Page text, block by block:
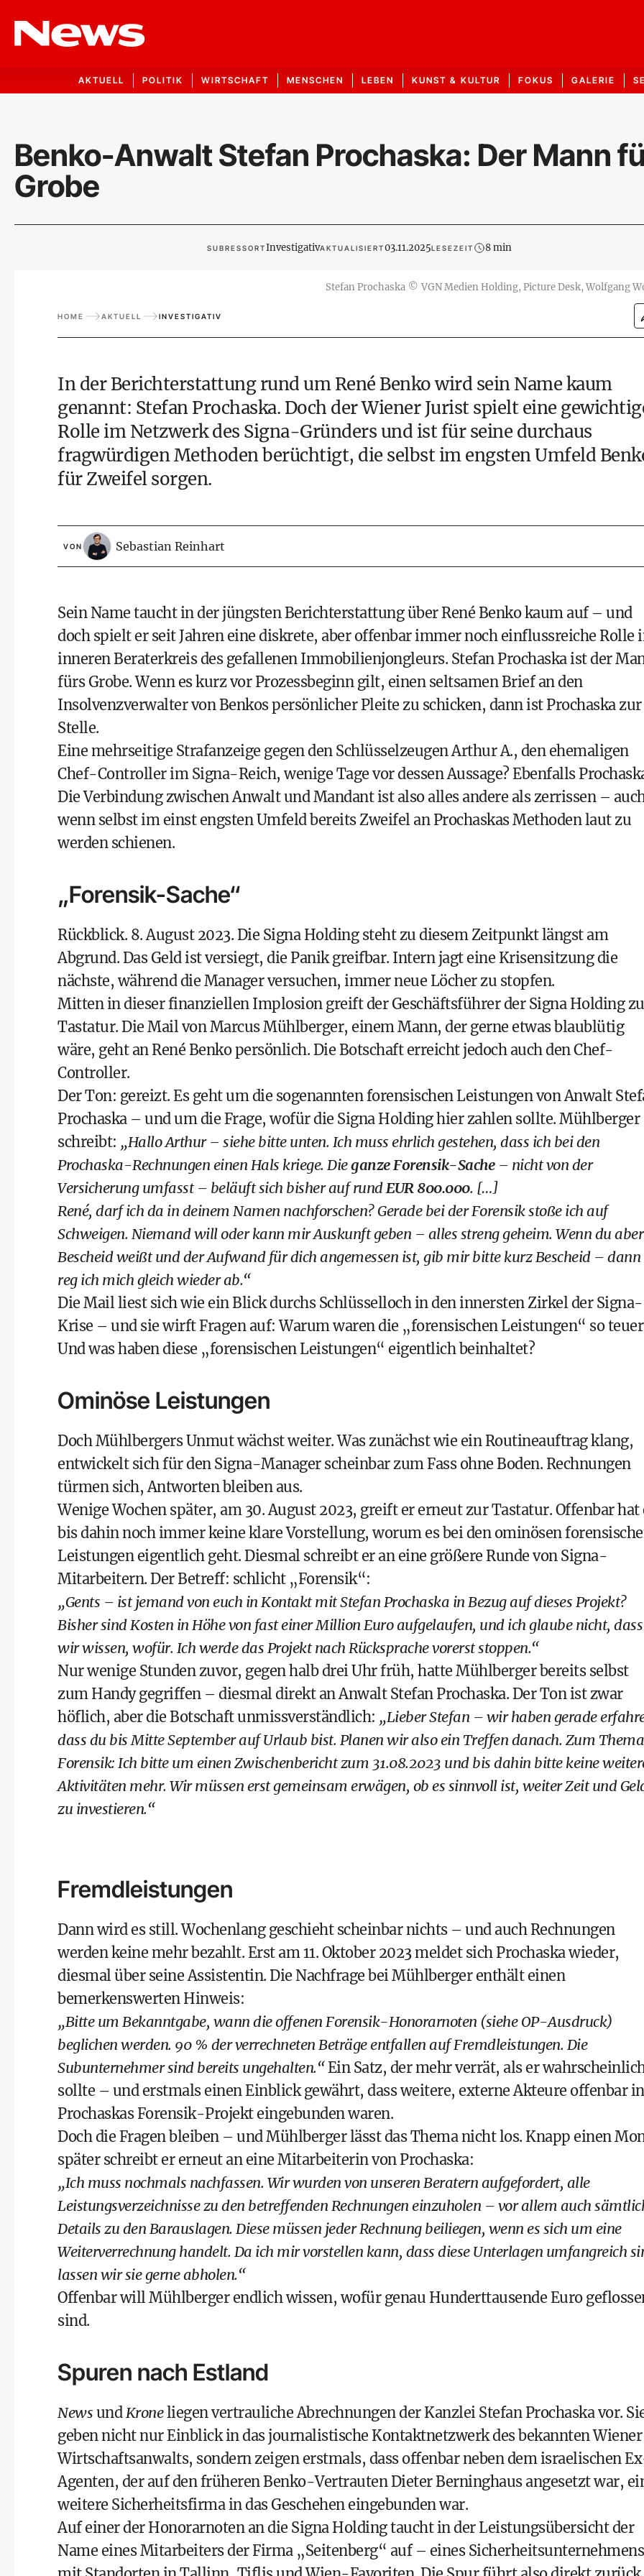
AKTUELL POLITIK WIRTSCHAFT MENSCHEN LEBEN KUNST & KULTUR FOKUS GALERIE
Benko-Anwalt Stefan Prochaska: Der Mann
Grobe
SUBRESSORTInvestigativAKTUALISIERT03.11.2025LESEZEIT 8 min
Stefan Prochaska © VGN Medien Holding, Picture Desk, Wolfgang
HOME AKTUELL INVESTIGATIV
In der Berichterstattung rund um René Benko wird sein Name kaum
genannt: Stefan Prochaska. Doch der Wiener Jurist spielt eine
Rolle im Netzwerk des Signa-Gründers und ist für seine durchaus
fragwürdigen Methoden berüchtigt, die selbst im engsten Umfeld
für Zweifel sorgen.
VON Sebastian Reinhart
Sein Name taucht in der jüngsten Berichterstattung über René Benko kaum auf – und
doch spielt er seit Jahren eine diskrete, aber offenbar immer noch einflussreiche Rolle
inneren Beraterkreis des gefallenen Immobilienjongleurs. Stefan Prochaska ist der
fürs Grobe. Wenn es kurz vor Prozessbeginn gilt, einen seltsamen Brief an den
Insolvenzverwalter von Benkos persönlicher Pleite zu schicken, dann ist Prochaska zur
Stelle.
Eine mehrseitige Strafanzeige gegen den Schlüsselzeugen Arthur A., den ehemaligen
Chef-Controller im Signa-Reich, wenige Tage vor dessen Aussage? Ebenfalls
Die Verbindung zwischen Anwalt und Mandant ist also alles andere als zerrissen –
wenn selbst im einst engsten Umfeld bereits Zweifel an Prochaskas Methoden laut zu
werden schienen.
„Forensik-Sache“
Rückblick. 8. August 2023. Die Signa Holding steht zu diesem Zeitpunkt längst am
Abgrund. Das Geld ist versiegt, die Panik greifbar. Intern jagt eine Krisensitzung die
nächste, während die Manager versuchen, immer neue Löcher zu stopfen.
Mitten in dieser finanziellen Implosion greift der Geschäftsführer der Signa Holding
Tastatur. Die Mail von Marcus Mühlberger, einem Mann, der gerne etwas blaublütig
wäre, geht an René Benko persönlich. Die Botschaft erreicht jedoch auch den Chef-
Controller.
Der Ton: gereizt. Es geht um die sogenannten forensischen Leistungen von Anwalt
Prochaska – und um die Frage, wofür die Signa Holding hier zahlen sollte. Mühlberger
schreibt: „Hallo Arthur – siehe bitte unten. Ich muss ehrlich gestehen, dass ich bei den
Prochaska-Rechnungen einen Hals kriege. Dieganze Forensik-Sache – nicht von der
Versicherung umfasst – beläuft sich bisher auf rundEUR 800.000. […]
René, darf ich da in deinem Namen nachforschen? Gerade bei der Forensik stoße ich auf
Schweigen. Niemand will oder kann mir Auskunft geben – alles streng geheim. Wenn du aber
Bescheid weißt und der Aufwand für dich angemessen ist, gib mir bitte kurz Bescheid – dann
reg ich mich gleich wieder ab.“
Die Mail liest sich wie ein Blick durchs Schlüsselloch in den innersten Zirkel der Signa-
Krise – und sie wirft Fragen auf: Warum waren die „forensischen Leistungen“ so
Und was haben diese „forensischen Leistungen“ eigentlich beinhaltet?
Ominöse Leistungen
Doch Mühlbergers Unmut wächst weiter. Was zunächst wie ein Routineauftrag klang,
entwickelt sich für den Signa-Manager scheinbar zum Fass ohne Boden. Rechnungen
türmen sich, Antworten bleiben aus.
Wenige Wochen später, am 30. August 2023, greift er erneut zur Tastatur. Offenbar hat
bis dahin noch immer keine klare Vorstellung, worum es bei den ominösen
Leistungen eigentlich geht. Diesmal schreibt er an eine größere Runde von Signa-
Mitarbeitern. Der Betreff: schlicht „Forensik“:
„Gents – ist jemand von euch in Kontakt mit Stefan Prochaska in Bezug auf dieses Projekt?
Bisher sind Kosten in Höhe von fast einer Million Euro aufgelaufen, und ich glaube nicht, dass
wir wissen, wofür. Ich werde das Projekt nach Rücksprache vorerst stoppen.“
Nur wenige Stunden zuvor, gegen halb drei Uhr früh, hatte Mühlberger bereits selbst
zum Handy gegriffen – diesmal direkt an Anwalt Stefan Prochaska. Der Ton ist zwar
höflich, aber die Botschaft unmissverständlich: „Lieber Stefan – wir haben gerade
dass du bis Mitte September auf Urlaub bist. Planen wir also ein Treffen danach. Zum Thema
Forensik: Ich bitte um einen Zwischenbericht zum 31.08.2023 und bis dahin bitte keine
Aktivitäten mehr. Wir müssen erst gemeinsam erwägen, ob es sinnvoll ist, weiter Zeit und
zu investieren.“
Fremdleistungen
Dann wird es still. Wochenlang geschieht scheinbar nichts – und auch Rechnungen
werden keine mehr bezahlt. Erst am 11. Oktober 2023 meldet sich Prochaska wieder,
diesmal über seine Assistentin. Die Nachfrage bei Mühlberger enthält einen
bemerkenswerten Hinweis:
„Bitte um Bekanntgabe, wann die offenen Forensik-Honorarnoten (siehe OP-Ausdruck)
beglichen werden. 90 % der verrechneten Beträge entfallen auf Fremdleistungen. Die
Subunternehmer sind bereits ungehalten.“ Ein Satz, der mehr verrät, als er
sollte – und erstmals einen Einblick gewährt, dass weitere, externe Akteure offenbar in
Prochaskas Forensik-Projekt eingebunden waren.
Doch die Fragen bleiben – und Mühlberger lässt das Thema nicht los. Knapp einen
später schreibt er erneut an eine Mitarbeiterin von Prochaska:
„Ich muss nochmals nachfassen. Wir wurden von unseren Beratern aufgefordert, alle
Leistungsverzeichnisse zu den betreffenden Rechnungen einzuholen – vor allem auch
Details zu den Barauslagen. Diese müssen jeder Rechnung beiliegen, wenn es sich um eine
Weiterverrechnung handelt. Da ich mir vorstellen kann, dass diese Unterlagen umfangreich
lassen wir sie gerne abholen.“
Offenbar will Mühlberger endlich wissen, wofür genau Hunderttausende Euro
sind.
Spuren nach Estland
News undKroneliegen vertrauliche Abrechnungen der Kanzlei Stefan Prochaska vor.
geben nicht nur Einblick in das journalistische Kontaktnetzwerk des bekannten Wiener
Wirtschaftsanwalts, sondern zeigen erstmals, dass offenbar neben dem israelischen
Agenten, der auf den früheren Benko-Vertrauten Dieter Berninghausangesetzt war,
weitere Sicherheitsfirma in das Geschehen eingebunden war.
Auf einer der Honorarnoten an die Signa Holding taucht in der Leistungsübersicht der
Name eines Mitarbeiters der Firma „Seitenberg“ auf – eines Sicherheitsunternehmens